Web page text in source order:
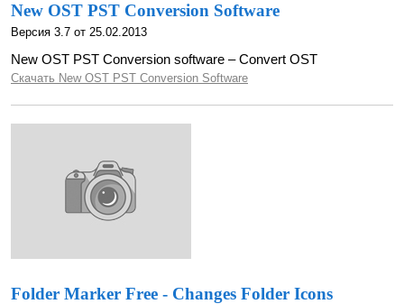
New OST PST Conversion Software
Версия 3.7 от 25.02.2013
New OST PST Conversion software – Convert OST
Скачать New OST PST Conversion Software
Folder Marker Free - Changes Folder Icons